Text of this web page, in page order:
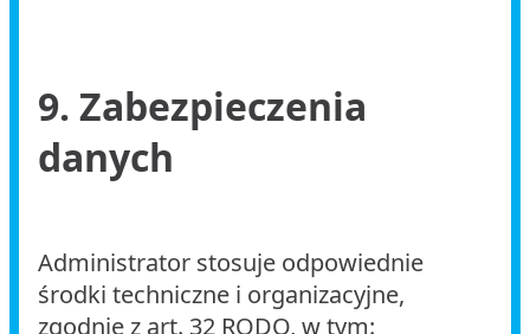
9. Zabezpieczenia
danych
Administrator stosuje odpowiednie
środki techniczne i organizacyjne,
zgodnie z art. 32 RODO, w tym: